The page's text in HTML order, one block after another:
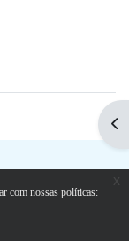
com nossas políticas: